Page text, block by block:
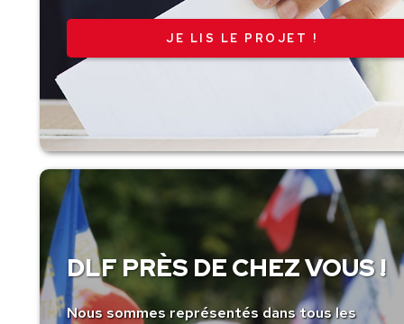
JE LIS LE PROJET !
DLF PRÈS DE CHEZ VOUS !
Nous sommes représentés dans tous les